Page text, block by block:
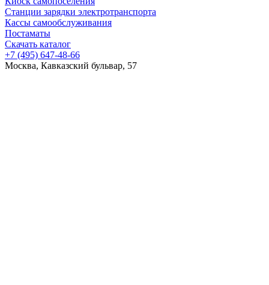
Станции зарядки электротранспорта
Кассы самообслуживания
Постаматы
Скачать каталог
+7 (495) 647-48-66
Москва, Кавказский бульвар, 57